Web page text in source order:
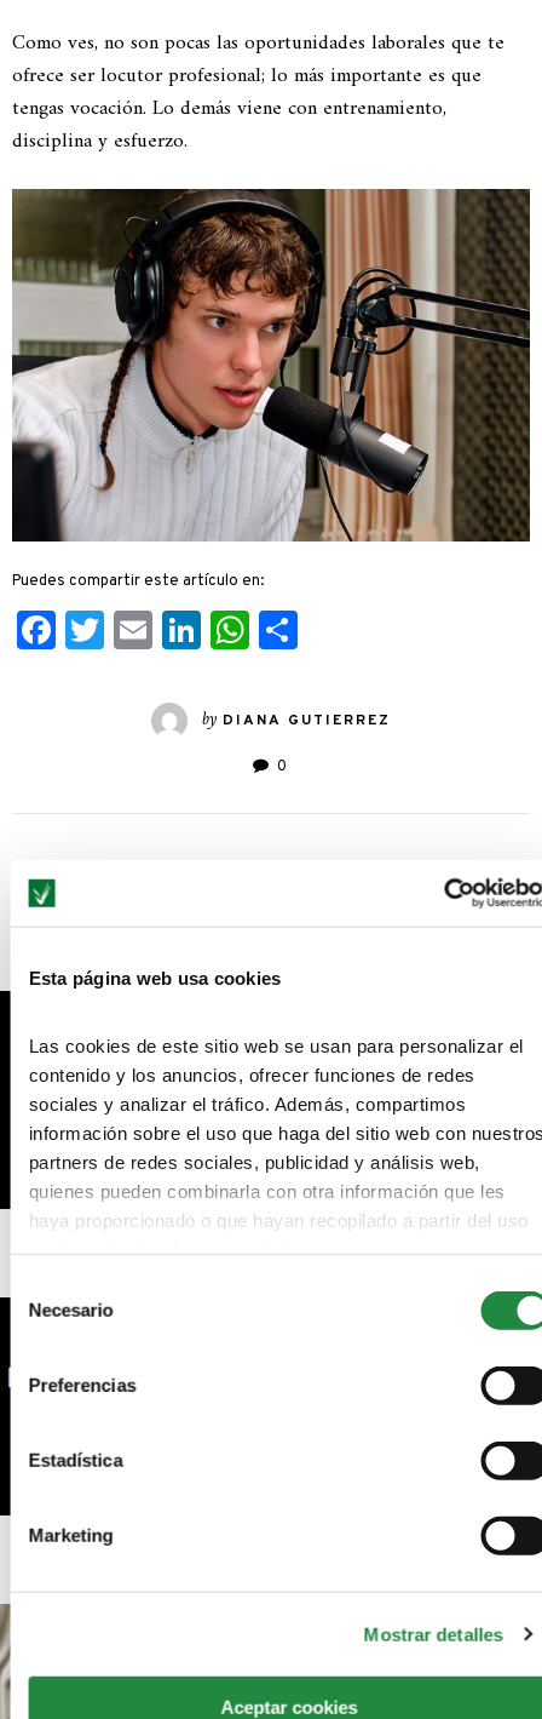
Esta página web usa cookies
Las cookies de este sitio web se usan para personalizar el
contenido y los anuncios, ofrecer funciones de redes
sociales y analizar el tráfico. Además, compartimos
información sobre el uso que haga del sitio web con
partners de redes sociales, publicidad y análisis web,
quienes pueden combinarla con otra información que les
haya proporcionado o que hayan recopilado a partir del uso
Necesario
Preferencias
Estadística
Marketing
Mostrar detalles
Aceptar cookies
Como ves, no son pocas las oportunidades laborales que te
ofrece ser locutor profesional; lo más importante es que
tengas vocación. Lo demás viene con entrenamiento,
disciplina y esfuerzo.
Puedes compartir este artículo en:
Facebook
Twitter
EmailLinkedIn
WhatsApp
by DIANA GUTIERREZ
0
Café para todos
Biblioteca de cine: «Cómo analizar un film»